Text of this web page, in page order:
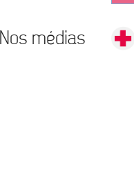
Nos médias